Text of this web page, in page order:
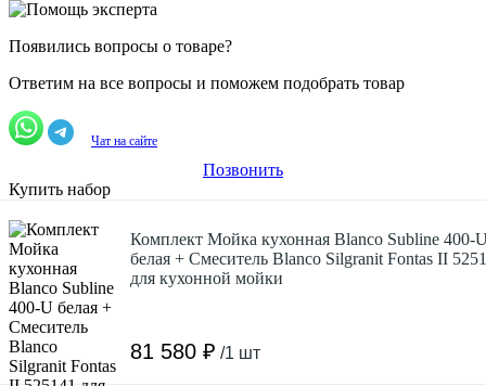
Появились вопросы о товаре?
Ответим на все вопросы и поможем подобрать товар
Чат на сайте
Позвонить
Купить набор
Комплект Мойка кухонная Blanco Subline 400-
белая + Смеситель Blanco Silgranit Fontas II
для кухонной мойки
81 580 ₽ /1 шт